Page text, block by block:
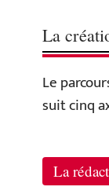
La
Le
suit cinq
La